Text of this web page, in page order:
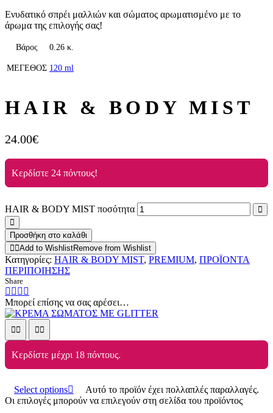
Ενυδατικό σπρέι μαλλιών και σώματος αρωματισμένο με το
άρωμα της επιλογής σας!
Βάρος 0.26 κ.
ΜΕΓΕΘΟΣ 120 ml
HAIR & BODY MIST
24.00€
Κερδίστε 24 πόντους!
HAIR & BODY MIST ποσότητα
Προσθήκη στο καλάθι
Add to WishlistRemove from Wishlist
Κατηγορίες: HAIR & BODY MIST, PREMIUM, ΠΡΟΪΟΝΤΑ
ΠΕΡΙΠΟΙΗΣΗΣ
Share
Μπορεί επίσης να σας αρέσει…
Κερδίστε μέχρι 18 πόντους.
Select options
Αυτό το προϊόν έχει πολλαπλές παραλλαγές.
Οι επιλογές μπορούν να επιλεγούν στη σελίδα του προϊόντος